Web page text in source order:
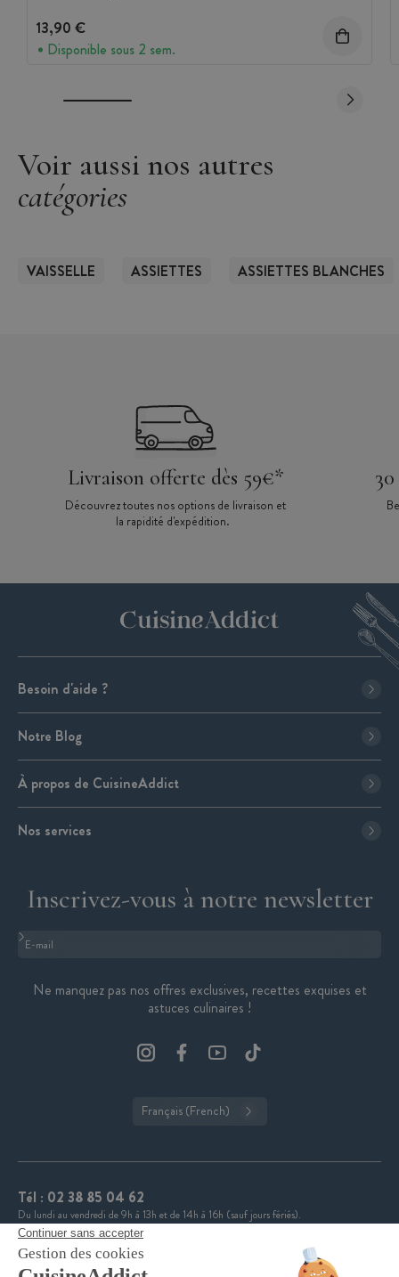
13,90 €
Disponible sous 2 sem.
Voir aussi nos autres
catégories
VAISSELLE ASSIETTES ASSIETTES BLANCHES
Livraison offerte dès 59€*
Découvrez toutes nos options de livraison et
la rapidité d'expédition.
Besoin d'aide ?
Notre Blog
À propos de CuisineAddict
Nos services
Inscrivez-vous à notre newsletter
Format : adresse@email.com
Ne manquez pas nos offres exclusives, recettes exquises et
astuces culinaires !
Français (French)
Tél : 02 38 85 04 62
Du lundi au vendredi de 9h à 13h et de 14h à 16h (sauf jours fériés).
CuisineAddict affiche une note de 4,7 sur 5 grâce à plus